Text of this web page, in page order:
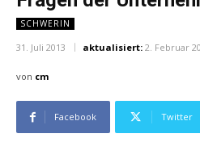
SCHWERIN
31. Juli 2013 aktualisiert: 2. Februar
von cm
Facebook Twitter